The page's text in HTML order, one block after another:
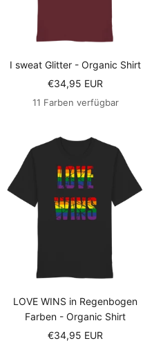
I sweat Glitter - Organic Shirt
Angebotspreis
€34,95 EUR
11 Farben verfügbar
LOVE WINS in Regenbogen
Farben - Organic Shirt
Angebotspreis
€34,95 EUR